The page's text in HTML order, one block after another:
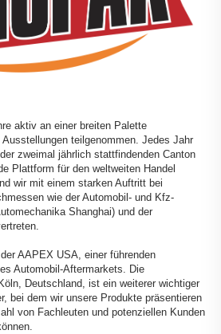
aktiv an einer breiten Palette
teilgenommen. Jedes Jahr
zweimal jährlich stattfindenden Canton
Plattform für den weltweiten Handel
wir mit einem starken Auftritt bei
wie der Automobil- und Kfz-
Shanghai) und der
AAPEX USA, einer führenden
Automobil-Aftermarkets. Die
Deutschland, ist ein weiterer wichtiger
bei dem wir unsere Produkte präsentieren
von Fachleuten und potenziellen Kunden